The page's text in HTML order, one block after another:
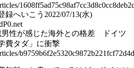
録へいこう 2022/07/13(水)
男性が感じた海外との格差 ドイツ
費タダ」に衝撃